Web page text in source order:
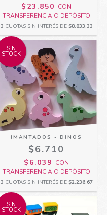
$23.850 CON
TRANSFERENCIA O DEPÓSITO
3 CUOTAS SIN INTERÉS DE $8.833,33
SIN
STOCK
IMANTADOS - DINOS
$6.710
$6.039 CON
TRANSFERENCIA O DEPÓSITO
3 CUOTAS SIN INTERÉS DE $2.236,67
SIN
STOCK